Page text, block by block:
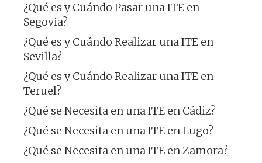
¿Qué es y Cuándo Pasar una ITE en
Segovia?
¿Qué es y Cuándo Realizar una ITE en
Sevilla?
¿Qué es y Cuándo Realizar una ITE en
Teruel?
¿Qué se Necesita en una ITE en Cádiz?
¿Qué se Necesita en una ITE en Lugo?
¿Qué se Necesita en una ITE en Zamora?